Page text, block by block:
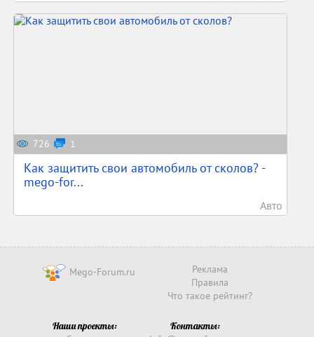
726 1
Как защитить свои автомобиль от сколов? -
mego-for...
Авто
Mego-Forum.ru
Реклама
Правила
Что такое рейтинг?
Наши проекты:
Контакты: